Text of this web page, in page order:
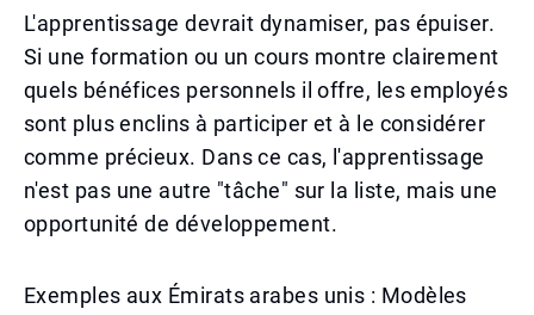
L'apprentissage devrait dynamiser, pas épuiser.
Si une formation ou un cours montre clairement
quels bénéfices personnels il offre, les employés
sont plus enclins à participer et à le considérer
comme précieux. Dans ce cas, l'apprentissage
n'est pas une autre "tâche" sur la liste, mais une
opportunité de développement.
Exemples aux Émirats arabes unis : Modèles